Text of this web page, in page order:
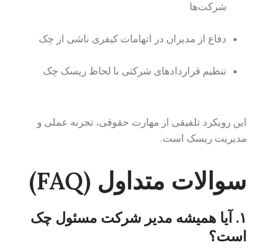
شرکت‌ها
دفاع از مدیران در اتهامات کیفری ناشی از چک
تنظیم قراردادهای شرکتی با لحاظ ریسک چک
این رویکرد تلفیقی از مهارت حقوقی، تجربه عملی و
مدیریت ریسک است.
سوالات متداول (FAQ
)
۱. آیا همیشه مدیر شرکت مسئول چک
است؟